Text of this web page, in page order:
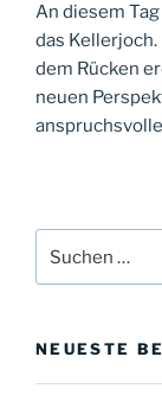
An diesem
das
dem Rücken
neuen
nach:
NEUESTE